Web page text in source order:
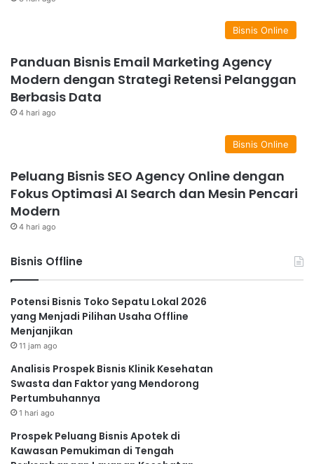
Bisnis Online
Panduan Bisnis Email Marketing Agency
Modern dengan Strategi Retensi Pelanggan
Berbasis Data
4 hari ago
Bisnis Online
Peluang Bisnis SEO Agency Online dengan
Fokus Optimasi AI Search dan Mesin Pencari
Modern
4 hari ago
Bisnis Offline
Potensi Bisnis Toko Sepatu Lokal 2026
yang Menjadi Pilihan Usaha Offline
Menjanjikan
11 jam ago
Analisis Prospek Bisnis Klinik Kesehatan
Swasta dan Faktor yang Mendorong
Pertumbuhannya
1 hari ago
Prospek Peluang Bisnis Apotek di
Kawasan Pemukiman di Tengah